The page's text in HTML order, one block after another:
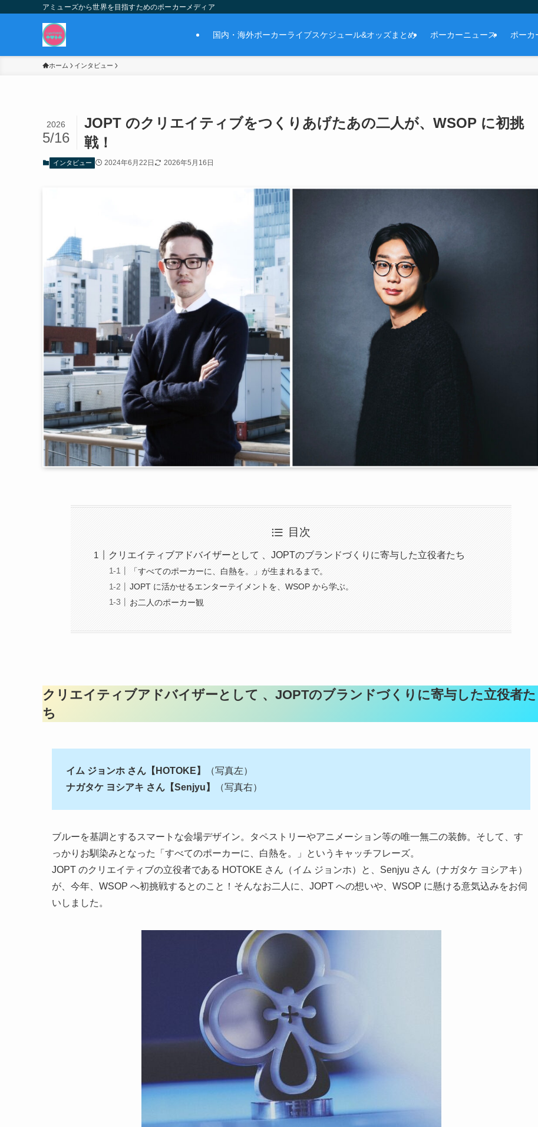
アミューズから世界を目指すためのポーカーメディア
国内・海外ポーカーライブスケジュール&オッズまとめ ポーカーニュース ポーカ
ホーム インタビュー
JOPT のクリエイティブをつくりあげたあの二人が、WSOP に初挑
戦！
2026
5/16
インタビュー 2024年6月22日 2026年5月16日
目次
クリエイティブアドバイザーとして 、JOPTのブランドづくりに寄与した立役者たち
「すべてのポーカーに、白熱を。」が生まれるまで。
JOPT に活かせるエンターテイメントを、WSOP から学ぶ。
お二人のポーカー観
クリエイティブアドバイザーとして 、JOPTのブランドづくりに寄与した立役者た
ち
イム ジョンホ さん【HOTOKE】
（写真左）
ナガタケ ヨシアキ さん【Senjyu】
（写真右）
ブルーを基調とするスマートな会場デザイン。タペストリーやアニメーション等の唯一無二の装飾。そして、す
っかりお馴染みとなった「すべてのポーカーに、白熱を。」というキャッチフレーズ。
JOPT のクリエイティブの立役者である HOTOKE さん（イム ジョンホ）と、Senjyu さん（ナガタケ ヨシアキ）
が、今年、WSOP へ初挑戦するとのこと！そんなお二人に、JOPT への想いや、WSOP に懸ける意気込みをお伺
いしました。